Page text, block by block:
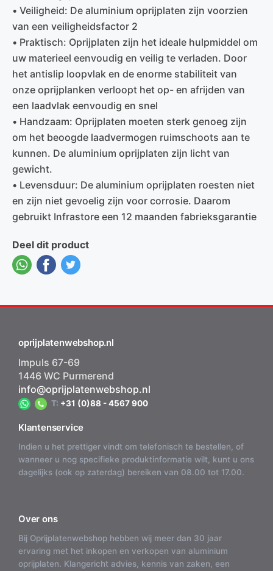
• Veiligheid: De aluminium oprijplaten zijn voorzien
van een veiligheidsfactor 2
• Praktisch: Oprijplaten zijn het ideale hulpmiddel om
uw materieel eenvoudig en veilig te verladen. Door
het antislip loopvlak en de enorme stabiliteit van
onze oprijplanken verloopt het op- en afrijden van
een laadvlak eenvoudig en snel
• Handzaam: Oprijplaten moeten sterk genoeg zijn
om het beoogde laadvermogen ruimschoots aan te
kunnen. De aluminium oprijplaten zijn licht van
gewicht.
• Levensduur: De aluminium oprijplaten roesten niet
en zijn niet gevoelig zijn voor corrosie. Daarom
gebruikt Infrastore een 12 maanden fabrieksgarantie
Deel dit product
oprijplatenwebshop.nl
Impuls 67-69
1446 WC Purmerend
info@oprijplatenwebshop.nl
T: +31 (0)88 - 4567 900
Klantenservice
Indien u het prettiger vindt om telefonisch te bestellen, of
wanneer u nog specifieke produktinformatie wilt, kunt u ons
dagelijks (ook op zaterdag) bereiken van 08.00 tot 17.00.
Over ons
Bij Oprijplatenwebshop hebben wij meer dan 30 jaar
ervaring met het inkopen en verkopen van aluminium
oprijplaten. Klangericht advies, kennis van zaken, een